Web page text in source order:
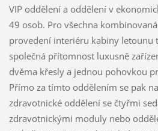
VIP oddělení a oddělení v
49 osob. Pro všechna
provedení interiéru kabiny letounu
společná přítomnost luxusně
dvěma křesly a jednou pohovkou
Přímo za tímto oddělením se pak
zdravotnické oddělení se čtyřmi
zdravotnickými moduly nebo